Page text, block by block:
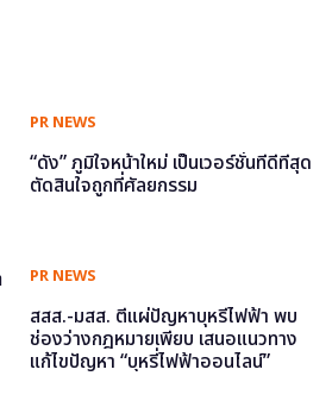
PR NEWS
“ดัง” ภูมิใจหน้าใหม่ เป็นเวอร์ชั่นที่ดีที่สุด
ตัดสินใจถูกที่ศัลยกรรม
PR NEWS
สสส.-มสส. ตีแผ่ปัญหาบุหรี่ไฟฟ้า พบ
ช่องว่างกฎหมายเพียบ เสนอแนวทาง
แก้ไขปัญหา “บุหรี่ไฟฟ้าออนไลน์”